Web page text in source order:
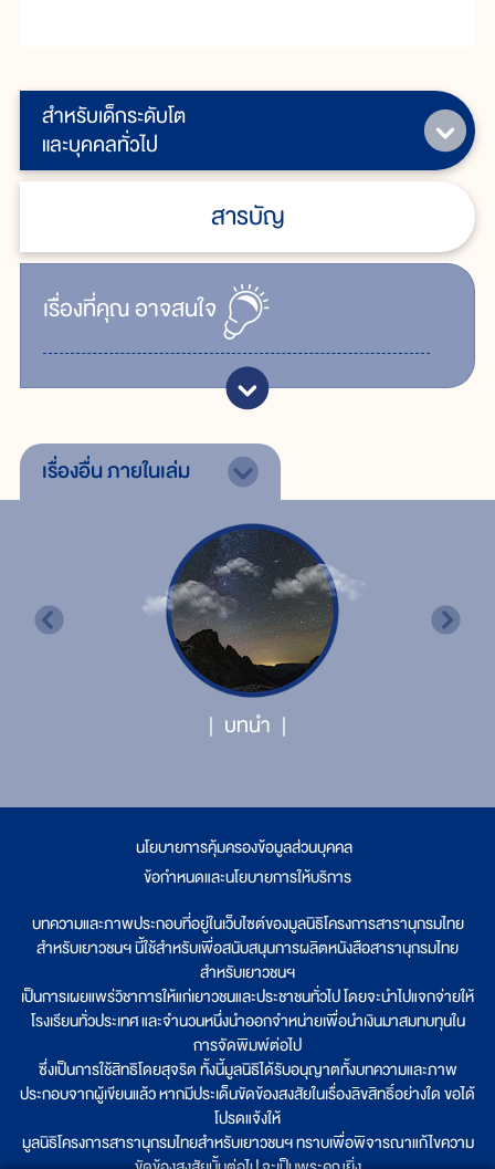
สำหรับเด็กระดับโต
และบุคคลทั่วไป
สารบัญ
เรื่ิองที่คุณอาจสนใจ
เรื่องอื่นภายในเล่ม
บทนำ
นโยบายการคุ้มครองข้อมูลส่วนบุคคล
ข้อกำหนดและนโยบายการให้บริการ
บทความและภาพประกอบที่อยู่ในเว็บไซต์ของมูลนิธิโครงการสารานุกรมไทย
สำหรับเยาวชนฯ นี้ใช้สำหรับเพื่อสนับสนุนการผลิตหนังสือสารานุกรมไทย
สำหรับเยาวชนฯ
เป็นการเผยแพร่วิชาการให้แก่เยาวชนและประชาชนทั่วไป โดยจะนำไปแจกจ่ายให้
โรงเรียนทั่วประเทศ และจำนวนหนึ่งนำออกจำหน่ายเพื่อนำเงินมาสมทบทุนใน
การจัดพิมพ์ต่อไป
ซึ่งเป็นการใช้สิทธิโดยสุจริต ทั้งนี้มูลนิธิได้รับอนุญาตทั้งบทความและภาพ
ประกอบจากผู้เขียนแล้ว หากมีประเด็นขัดข้องสงสัยในเรื่องลิขสิทธิ์อย่างใด ขอได้
โปรดแจ้งให้
มูลนิธิโครงการสารานุกรมไทยสำหรับเยาวชนฯ ทราบเพื่อพิจารณาแก้ไขความ